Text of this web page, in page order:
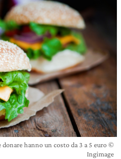
hanno un costo da 3 a 5 euro ©
Ingimage